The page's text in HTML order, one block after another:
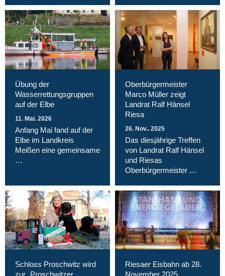
Übung der
Wasserrettungsgruppen
auf der Elbe
11. Mai. 2026
Anfang Mai fand auf der
Elbe im Landkreis
Meißen eine gemeinsame
…
Oberbürgermeister
Marco Müller zeigt
Landrat Ralf Hänsel
Riesa
26. Nov.. 2025
Das diesjährige Treffen
von Landrat Ralf Hänsel
und Riesas
Oberbürgermeister …
Schloss Proschwitz wird
Riesaer Eisbahn ab 28.